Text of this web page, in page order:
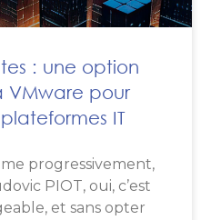
: une option
VMware pour
IT
progressivement,
PIOT, oui, c’est
et sans opter